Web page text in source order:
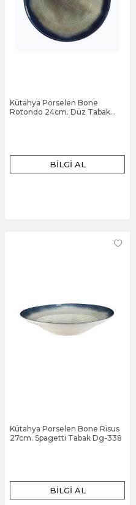
Kütahya Porselen Bone
Rotondo 24cm. Düz Tabak
BILGI AL
Kütahya Porselen Bone Risus
27cm. Spagetti Tabak Dg-338
BILGI AL